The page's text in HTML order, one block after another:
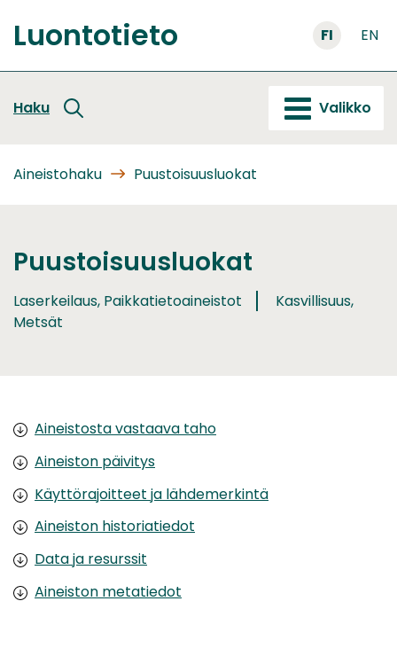
sisältöön
Etusivu
Luontotieto FI EN
Haku Valikko
Aineistohaku Puustoisuusluokat
Puustoisuusluokat
Laserkeilaus, Paikkatietoaineistot
Kasvillisuus,
Metsät
Aineistosta vastaava taho
Aineiston päivitys
Käyttörajoitteet ja lähdemerkintä
Aineiston historiatiedot
Data ja resurssit
Aineiston metatiedot